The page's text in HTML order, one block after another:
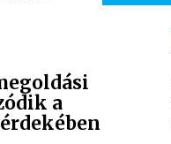
a